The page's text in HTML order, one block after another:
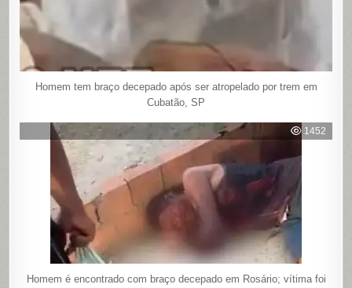
Homem tem braço decepado após ser atropelado por trem em
Cubatão, SP
1452
Homem é encontrado com braço decepado em Rosário; vítima foi